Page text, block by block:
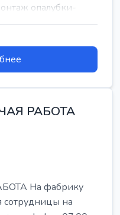
опалубки-
РАБОТА
На фабрику
на